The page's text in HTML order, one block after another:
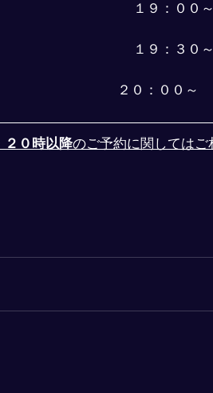
１９：００
１９：３０
２０：００～
２０時以降のご予約に関してはご